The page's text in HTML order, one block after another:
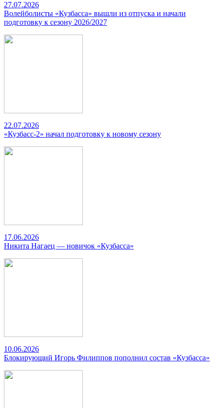
27.07.2026
Волейболисты «Кузбасса» вышли из отпуска и начали
подготовку к сезону 2026/2027
22.07.2026
«Кузбасс-2» начал подготовку к новому сезону
17.06.2026
Никита Нагаец — новичок «Кузбасса»
10.06.2026
Блокирующий Игорь Филиппов пополнил состав «Кузбасса»